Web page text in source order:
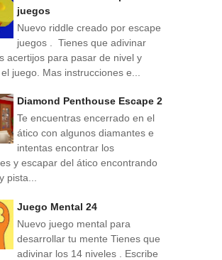
juegos
Nuevo riddle creado por escape
juegos . Tienes que adivinar
acertijos para pasar de nivel y
juego. Mas instrucciones e...
Diamond Penthouse Escape 2
Te encuentras encerrado en el
ático con algunos diamantes e
intentas encontrar los
y escapar del ático encontrando
pista...
Juego Mental 24
Nuevo juego mental para
desarrollar tu mente Tienes que
adivinar los 14 niveles . Escribe